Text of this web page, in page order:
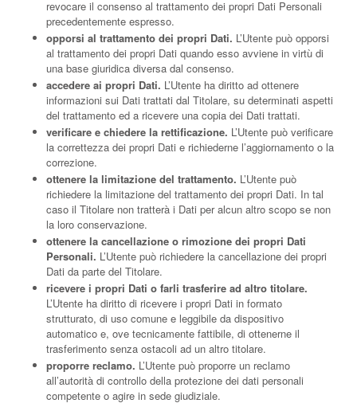
revocare il consenso al trattamento dei propri Dati Personali
precedentemente espresso.
opporsi al trattamento dei propri Dati. L’Utente può opporsi
al trattamento dei propri Dati quando esso avviene in virtù di
una base giuridica diversa dal consenso.
accedere ai propri Dati. L’Utente ha diritto ad ottenere
informazioni sui Dati trattati dal Titolare, su determinati aspetti
del trattamento ed a ricevere una copia dei Dati trattati.
verificare e chiedere la rettificazione. L’Utente può verificare
la correttezza dei propri Dati e richiederne l’aggiornamento o la
correzione.
ottenere la limitazione del trattamento. L’Utente può
richiedere la limitazione del trattamento dei propri Dati. In tal
caso il Titolare non tratterà i Dati per alcun altro scopo se non
la loro conservazione.
ottenere la cancellazione o rimozione dei propri Dati
Personali. L’Utente può richiedere la cancellazione dei propri
Dati da parte del Titolare.
ricevere i propri Dati o farli trasferire ad altro titolare.
L’Utente ha diritto di ricevere i propri Dati in formato
strutturato, di uso comune e leggibile da dispositivo
automatico e, ove tecnicamente fattibile, di ottenerne il
trasferimento senza ostacoli ad un altro titolare.
proporre reclamo. L’Utente può proporre un reclamo
all’autorità di controllo della protezione dei dati personali
competente o agire in sede giudiziale.